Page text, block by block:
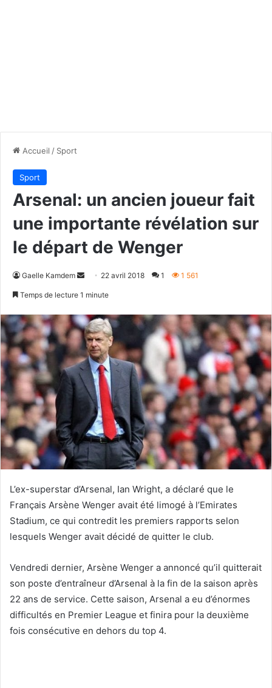
Accueil / Sport
Sport
Arsenal: un ancien joueur fait
une importante révélation sur
le départ de Wenger
Gaelle Kamdem
Envoyer22 avril 2018 1 1 561
Temps de lecture 1 minute
L’ex-superstar d’Arsenal, Ian Wright, a déclaré que le
Français Arsène Wenger avait été limogé à l’Emirates
Stadium, ce qui contredit les premiers rapports selon
lesquels Wenger avait décidé de quitter le club.
Vendredi dernier, Arsène Wenger a annoncé qu’il quitterait
son poste d’entraîneur d’Arsenal à la fin de la saison après
22 ans de service. Cette saison, Arsenal a eu d’énormes
difficultés en Premier League et finira pour la deuxième
fois consécutive en dehors du top 4.